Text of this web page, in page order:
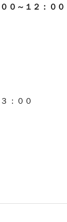
０～１２：００
：００